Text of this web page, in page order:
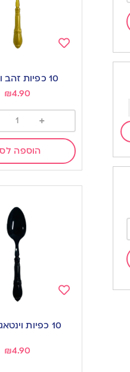
wishlist
10 כפיות זהב וינטאג’
₪4.90
+
הוספה
wishlist
10 כפיות וינטאג’ שחור
₪4.90